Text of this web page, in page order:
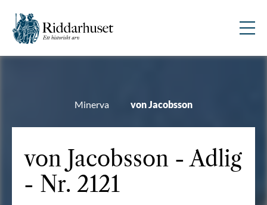
Minerva von Jacobsson
von Jacobsson - Adlig
- Nr. 2121